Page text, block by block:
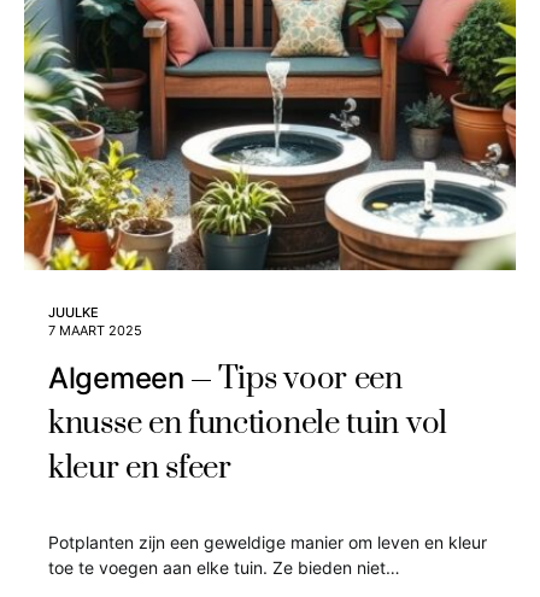
JUULKE
7 MAART 2025
Algemeen
Tips voor een
knusse en functionele tuin vol
kleur en sfeer
Potplanten zijn een geweldige manier om leven en kleur
toe te voegen aan elke tuin. Ze bieden niet…